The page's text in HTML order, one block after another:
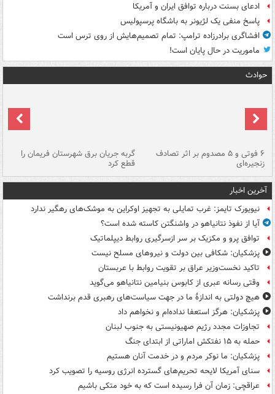
ادعای بسنت درباره توافق ایران و آمریکا
پاسخ منفی یک لژیونر به باشگاه پرسپولیس
افشاگری برادرزاده ترامپ: تمام تصمیم‌هایش از روی ترس است
ماموریت در حال پایان است!
حوادث
۶ فوتی و ۵ مصدوم بر اثر تصادف
زنجیره‌ای
گربه جریان برق شهرستان فریمان را
قطع کرد
آخرین اخبار
نیویورک تایمز: غرب تمایلی به تجهیز اوکراین به موشک‌های رهگیر ندارد
آیا از نفوذ نتانیاهو در واشنگتن کاسته شده است؟
توافق پرو و مکزیک بر سر ازسرگیری روابط دیپلماتیک
پزشکیان: شکافی بین دولت و نیروهای مسلح نیست
تاکید نخست‌وزیر عراق بر تقویت روابط با عربستان
وقتی رسانه عبری از کابوس بنیامین نتانیاهو می‌گوید
هیچ دولتی به اندازۀ ما در جهت سیاست‌های رهبری قدم برنداشت
پزشکیان: هرگز استعفا نداده‌ام و نخواهم داد
تجاوزات مجدد رژیم صهیونیستی به جنوب لبنان
حمله به ۱۵ نفتکش‌ اماراتی از ابتدای جنگ
پزشکیان: ما نوکر مردم و در خدمت آنان هستیم
سنای آمریکا لایحه تحریم‌های گسترده انرژی روسیه را تصویب کرد
عراقچی: زمان آن فرا رسیده است که به خود متکی باشیم